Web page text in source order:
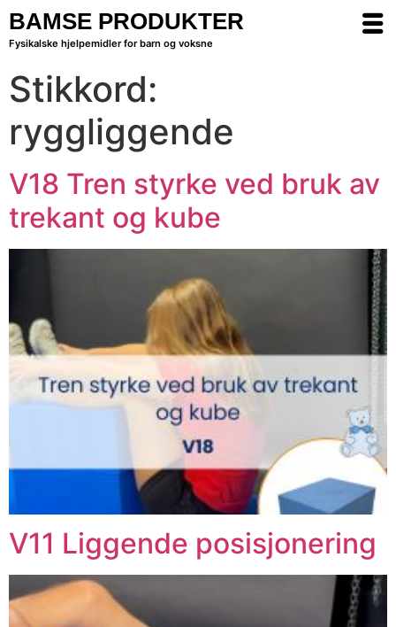
BAMSE PRODUKTER
Fysikalske hjelpemidler for barn og voksne
Stikkord:
ryggliggende
V18 Tren styrke ved bruk av
trekant og kube
V11 Liggende posisjonering